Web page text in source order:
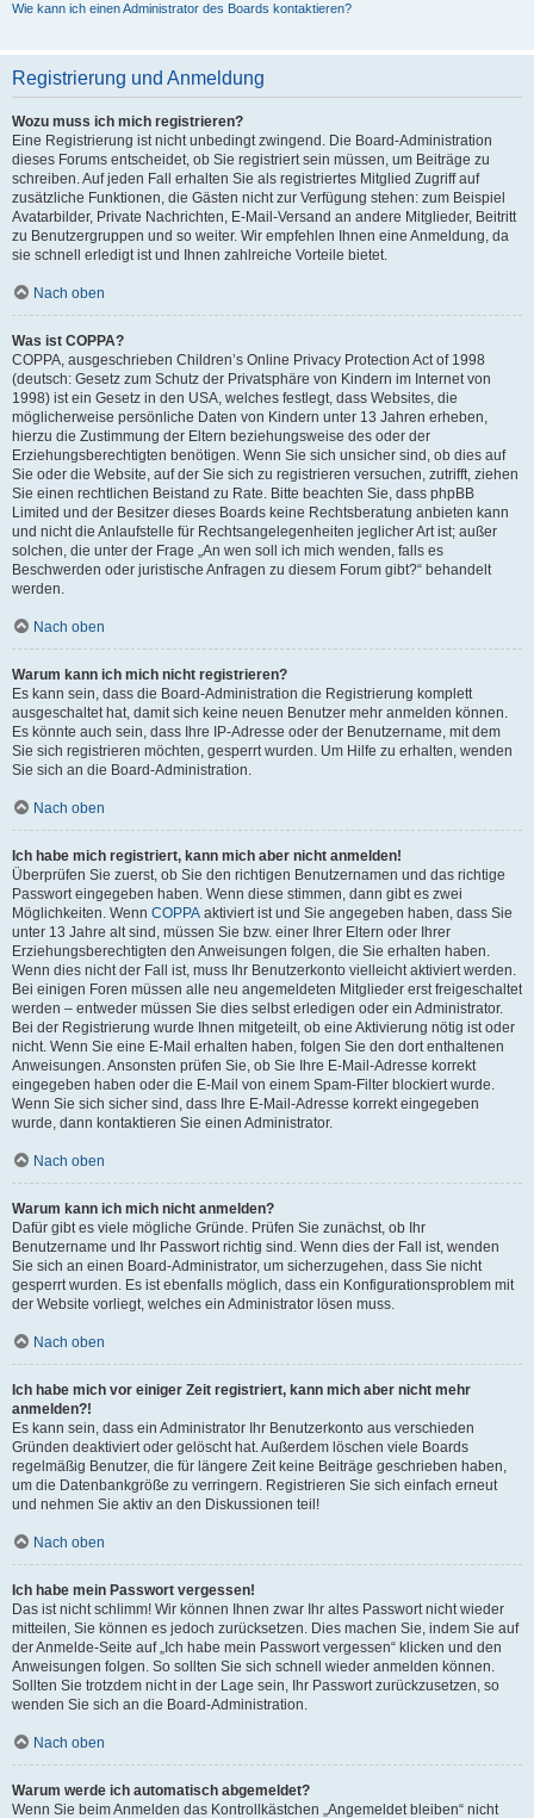
Wie kann ich einen Administrator des Boards kontaktieren?
Registrierung und Anmeldung
Wozu muss ich mich registrieren?
Eine Registrierung ist nicht unbedingt zwingend. Die Board-Administration
dieses Forums entscheidet, ob Sie registriert sein müssen, um Beiträge zu
schreiben. Auf jeden Fall erhalten Sie als registriertes Mitglied Zugriff auf
zusätzliche Funktionen, die Gästen nicht zur Verfügung stehen: zum Beispiel
Avatarbilder, Private Nachrichten, E-Mail-Versand an andere Mitglieder, Beitritt
zu Benutzergruppen und so weiter. Wir empfehlen Ihnen eine Anmeldung, da
sie schnell erledigt ist und Ihnen zahlreiche Vorteile bietet.
Nach oben
Was ist COPPA?
COPPA, ausgeschrieben Children’s Online Privacy Protection Act of 1998
(deutsch: Gesetz zum Schutz der Privatsphäre von Kindern im Internet von
1998) ist ein Gesetz in den USA, welches festlegt, dass Websites, die
möglicherweise persönliche Daten von Kindern unter 13 Jahren erheben,
hierzu die Zustimmung der Eltern beziehungsweise des oder der
Erziehungsberechtigten benötigen. Wenn Sie sich unsicher sind, ob dies auf
Sie oder die Website, auf der Sie sich zu registrieren versuchen, zutrifft, ziehen
Sie einen rechtlichen Beistand zu Rate. Bitte beachten Sie, dass phpBB
Limited und der Besitzer dieses Boards keine Rechtsberatung anbieten kann
und nicht die Anlaufstelle für Rechtsangelegenheiten jeglicher Art ist; außer
solchen, die unter der Frage „An wen soll ich mich wenden, falls es
Beschwerden oder juristische Anfragen zu diesem Forum gibt?“ behandelt
werden.
Nach oben
Warum kann ich mich nicht registrieren?
Es kann sein, dass die Board-Administration die Registrierung komplett
ausgeschaltet hat, damit sich keine neuen Benutzer mehr anmelden können.
Es könnte auch sein, dass Ihre IP-Adresse oder der Benutzername, mit dem
Sie sich registrieren möchten, gesperrt wurden. Um Hilfe zu erhalten, wenden
Sie sich an die Board-Administration.
Nach oben
Ich habe mich registriert, kann mich aber nicht anmelden!
Überprüfen Sie zuerst, ob Sie den richtigen Benutzernamen und das richtige
Passwort eingegeben haben. Wenn diese stimmen, dann gibt es zwei
Möglichkeiten. Wenn COPPA aktiviert ist und Sie angegeben haben, dass Sie
unter 13 Jahre alt sind, müssen Sie bzw. einer Ihrer Eltern oder Ihrer
Erziehungsberechtigten den Anweisungen folgen, die Sie erhalten haben.
Wenn dies nicht der Fall ist, muss Ihr Benutzerkonto vielleicht aktiviert werden.
Bei einigen Foren müssen alle neu angemeldeten Mitglieder erst freigeschaltet
werden – entweder müssen Sie dies selbst erledigen oder ein Administrator.
Bei der Registrierung wurde Ihnen mitgeteilt, ob eine Aktivierung nötig ist oder
nicht. Wenn Sie eine E-Mail erhalten haben, folgen Sie den dort enthaltenen
Anweisungen. Ansonsten prüfen Sie, ob Sie Ihre E-Mail-Adresse korrekt
eingegeben haben oder die E-Mail von einem Spam-Filter blockiert wurde.
Wenn Sie sich sicher sind, dass Ihre E-Mail-Adresse korrekt eingegeben
wurde, dann kontaktieren Sie einen Administrator.
Nach oben
Warum kann ich mich nicht anmelden?
Dafür gibt es viele mögliche Gründe. Prüfen Sie zunächst, ob Ihr
Benutzername und Ihr Passwort richtig sind. Wenn dies der Fall ist, wenden
Sie sich an einen Board-Administrator, um sicherzugehen, dass Sie nicht
gesperrt wurden. Es ist ebenfalls möglich, dass ein Konfigurationsproblem mit
der Website vorliegt, welches ein Administrator lösen muss.
Nach oben
Ich habe mich vor einiger Zeit registriert, kann mich aber nicht mehr
anmelden?!
Es kann sein, dass ein Administrator Ihr Benutzerkonto aus verschieden
Gründen deaktiviert oder gelöscht hat. Außerdem löschen viele Boards
regelmäßig Benutzer, die für längere Zeit keine Beiträge geschrieben haben,
um die Datenbankgröße zu verringern. Registrieren Sie sich einfach erneut
und nehmen Sie aktiv an den Diskussionen teil!
Nach oben
Ich habe mein Passwort vergessen!
Das ist nicht schlimm! Wir können Ihnen zwar Ihr altes Passwort nicht wieder
mitteilen, Sie können es jedoch zurücksetzen. Dies machen Sie, indem Sie auf
der Anmelde-Seite auf „Ich habe mein Passwort vergessen“ klicken und den
Anweisungen folgen. So sollten Sie sich schnell wieder anmelden können.
Sollten Sie trotzdem nicht in der Lage sein, Ihr Passwort zurückzusetzen, so
wenden Sie sich an die Board-Administration.
Nach oben
Warum werde ich automatisch abgemeldet?
Wenn Sie beim Anmelden das Kontrollkästchen „Angemeldet bleiben“ nicht